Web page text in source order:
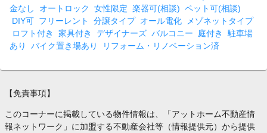
金なし
オートロック 女性限定 楽器可(相談) ペット可(相談)
DIY可 フリーレント 分譲タイプ オール電化
メゾネットタイプ
ロフト付き
家具付き デザイナーズ バルコニー 庭付き
駐車場
あり
バイク置き場あり リフォーム・リノベーション済
【免責事項】
このコーナーに掲載している物件情報は、「アットホーム不動産情
報ネットワーク」に加盟する不動産会社等（情報提供元）から提供